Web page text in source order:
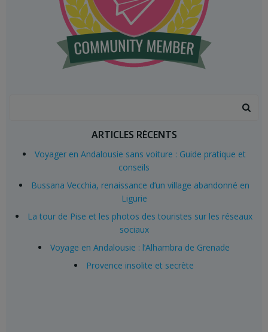
ARTICLES RÉCENTS
Voyager en Andalousie sans voiture : Guide pratique et
conseils
Bussana Vecchia, renaissance d’un village abandonné en
Ligurie
La tour de Pise et les photos des touristes sur les réseaux
sociaux
Voyage en Andalousie : l’Alhambra de Grenade
Provence insolite et secrète